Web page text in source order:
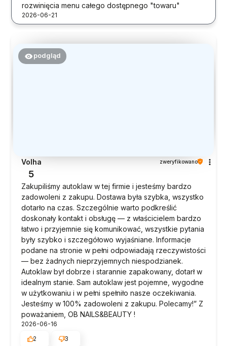
rozwinięcia menu całego dostępnego "towaru"
2026-06-21
podgląd
Volha zweryfikowano
5
Zakupiliśmy autoklaw w tej firmie i jesteśmy bardzo
zadowoleni z zakupu. Dostawa była szybka, wszystko
dotarło na czas. Szczególnie warto podkreślić
doskonały kontakt i obsługę — z właścicielem bardzo
łatwo i przyjemnie się komunikować, wszystkie pytania
były szybko i szczegółowo wyjaśniane. Informacje
podane na stronie w pełni odpowiadają rzeczywistości
— bez żadnych nieprzyjemnych niespodzianek.
Autoklaw był dobrze i starannie zapakowany, dotarł w
idealnym stanie. Sam autoklaw jest pojemne, wygodne
w użytkowaniu i w pełni spełniło nasze oczekiwania.
Jesteśmy w 100% zadowoleni z zakupu. Polecamy!” Z
poważaniem, OB NAILS&BEAUTY !
2026-06-16
2
3